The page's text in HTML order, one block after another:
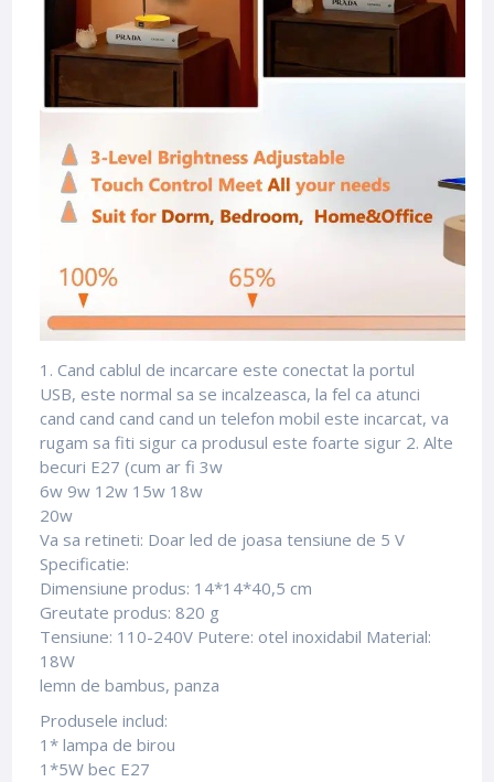
1. Cand cablul de incarcare este conectat la portul
USB, este normal sa se incalzeasca, la fel ca atunci
cand cand cand cand un telefon mobil este incarcat, va
rugam sa fiti sigur ca produsul este foarte sigur 2. Alte
becuri E27 (cum ar fi 3w
6w 9w 12w 15w 18w
20w
Va sa retineti: Doar led de joasa tensiune de 5 V
Specificatie:
Dimensiune produs: 14*14*40,5 cm
Greutate produs: 820 g
Tensiune: 110-240V Putere: otel inoxidabil Material:
18W
lemn de bambus, panza
Produsele includ:
1* lampa de birou
1*5W bec E27